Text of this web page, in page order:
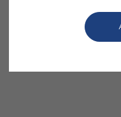
El equilibrio
del café con
pared para